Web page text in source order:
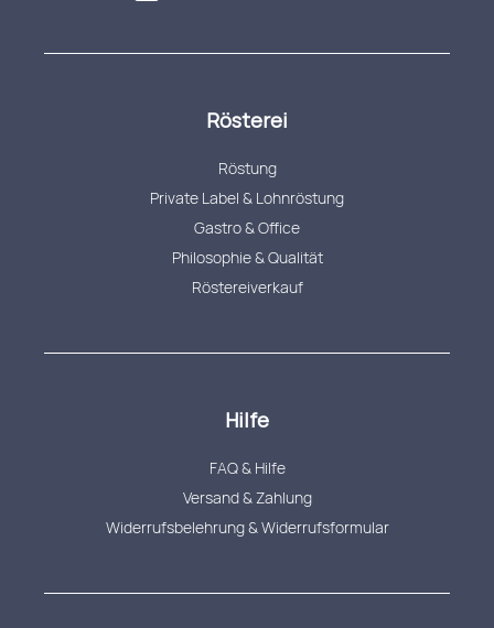
Rösterei
Röstung
Private Label & Lohnröstung
Gastro & Office
Philosophie & Qualität
Röstereiverkauf
Hilfe
FAQ & Hilfe
Versand & Zahlung
Widerrufsbelehrung & Widerrufsformular